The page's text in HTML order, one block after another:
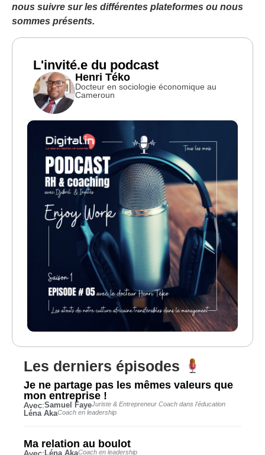
L'invité.e du podcast
Henri Téko
Docteur en sociologie économique au
Cameroun
Les derniers épisodes
Je ne partage pas les mêmes valeurs que
mon entreprise !
Avec:Samuel FayeJuriste & Entrepreneur Coach dans l'éducation
Léna AkaCoach en leadership
Ma relation au boulot
Avec:Léna AkaCoach en leadership
nous suivre sur les différentes plateformes ou nous
sommes présents.